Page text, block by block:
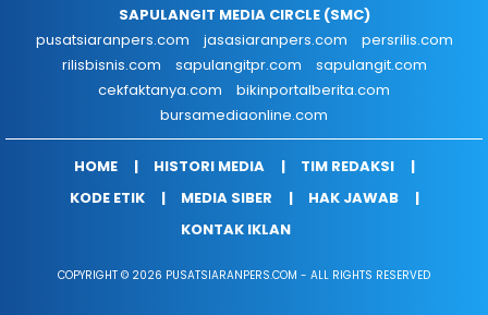
SAPULANGIT MEDIA CIRCLE (SMC)
pusatsiaranpers.com
jasasiaranpers.com
persrilis.com
rilisbisnis.com
sapulangitpr.com
sapulangit.com
cekfaktanya.com
bikinportalberita.com
bursamediaonline.com
HOME HISTORI MEDIA
TIM REDAKSI
KODE ETIK
MEDIA SIBER
HAK JAWAB
KONTAK IKLAN
COPYRIGHT © 2026 PUSATSIARANPERS.COM - ALL RIGHTS RESERVED